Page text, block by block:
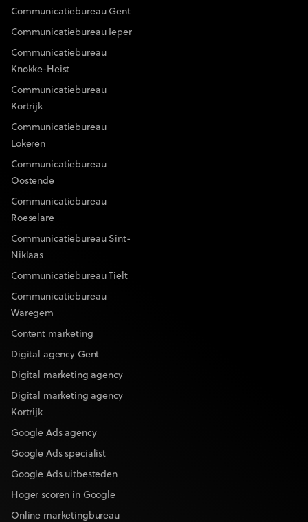
Communicatiebureau Gent
Communicatiebureau Ieper
Communicatiebureau
Knokke-Heist
Communicatiebureau
Kortrijk
Communicatiebureau
Lokeren
Communicatiebureau
Oostende
Communicatiebureau
Roeselare
Communicatiebureau Sint-
Niklaas
Communicatiebureau Tielt
Communicatiebureau
Waregem
Content marketing
Digital agency Gent
Digital marketing agency
Digital marketing agency
Kortrijk
Google Ads agency
Google Ads specialist
Google Ads uitbesteden
Hoger scoren in Google
Online marketingbureau